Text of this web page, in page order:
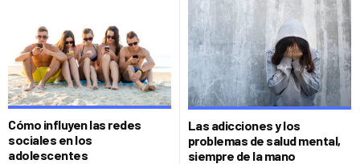
VIDA
SOCIEDAD
CULTURIZANDO.COM
Cómo influyen las redes
sociales en los
adolescentes
Las adicciones y los
problemas de salud mental,
siempre de la mano